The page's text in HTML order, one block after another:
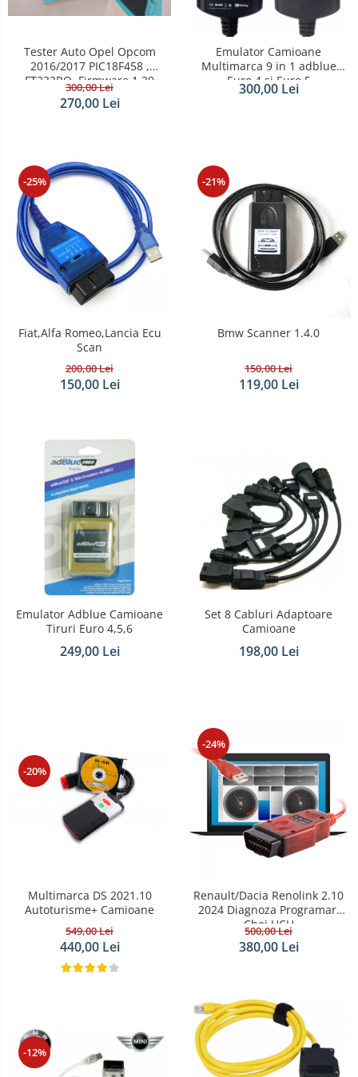
Tester Auto Opel Opcom
2016/2017 PIC18F458 ,
FT232RQ ,Firmware 1.39
300,00 Lei
270,00 Lei
Emulator Camioane
Multimarca 9 in 1 adblue
Euro 4 si Euro 5
300,00 Lei
-25%
Fiat,Alfa Romeo,Lancia Ecu
Scan
200,00 Lei
150,00 Lei
-21%
Bmw Scanner 1.4.0
150,00 Lei
119,00 Lei
Emulator Adblue Camioane
Tiruri Euro 4,5,6
249,00 Lei
Set 8 Cabluri Adaptoare
Camioane
198,00 Lei
-20%
Multimarca DS 2021.10
Autoturisme+ Camioane
549,00 Lei
440,00 Lei
-24%
Renault/Dacia Renolink 2.10
2024 Diagnoza Programari
Chei UCH
500,00 Lei
380,00 Lei
-12%